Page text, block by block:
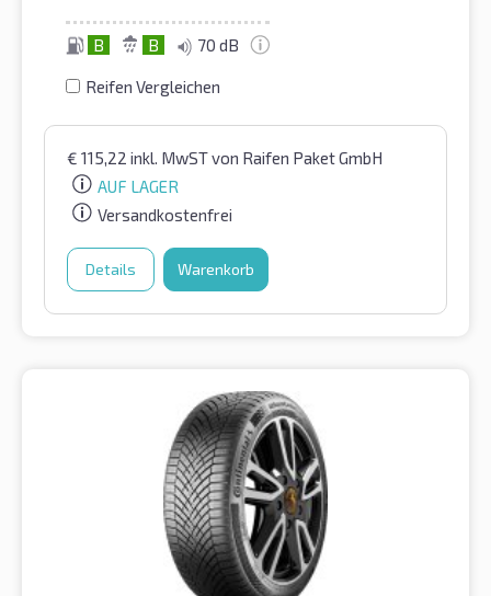
B B 70 dB
Reifen Vergleichen
€ 115,22 inkl. MwSTvon Raifen Paket GmbH
AUF LAGER
Versandkostenfrei
Details Warenkorb